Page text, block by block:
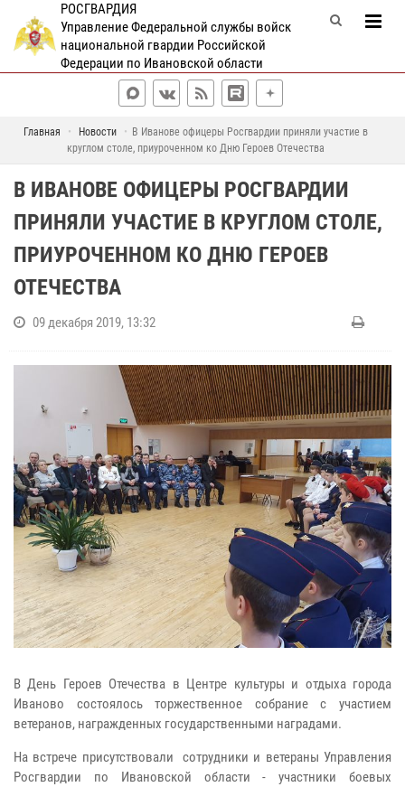
РОСГВАРДИЯ
Управление Федеральной службы войск
национальной гвардии Российской
Федерации по Ивановской области
Главная Новости
В Иванове офицеры Росгвардии приняли участие в
круглом столе, приуроченном ко Дню Героев Отечества
В ИВАНОВЕ ОФИЦЕРЫ РОСГВАРДИИ
ПРИНЯЛИ УЧАСТИЕ В КРУГЛОМ СТОЛЕ,
ПРИУРОЧЕННОМ КО ДНЮ ГЕРОЕВ
ОТЕЧЕСТВА
09 декабря 2019, 13:32
В День Героев Отечества в Центре культуры и отдыха города
Иваново состоялось торжественное собрание с участием
ветеранов, награжденных государственными наградами.
На встрече присутствовали сотрудники и ветераны Управления
Росгвардии по Ивановской области - участники боевых